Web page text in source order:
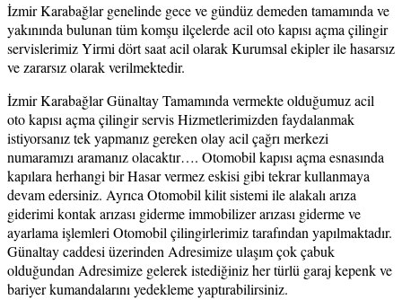
İzmir Karabağlar genelinde gece ve gündüz demeden tamamında ve
yakınında bulunan tüm komşu ilçelerde acil oto kapısı açma çilingir
servislerimiz Yirmi dört saat acil olarak Kurumsal ekipler ile hasarsız
ve zararsız olarak verilmektedir.
İzmir Karabağlar Günaltay Tamamında vermekte olduğumuz acil
oto kapısı açma çilingir servis Hizmetlerimizden faydalanmak
istiyorsanız tek yapmanız gereken olay acil çağrı merkezi
numaramızı aramanız olacaktır…. Otomobil kapısı açma esnasında
kapılara herhangi bir Hasar vermez eskisi gibi tekrar kullanmaya
devam edersiniz. Ayrıca Otomobil kilit sistemi ile alakalı arıza
giderimi kontak arızası giderme immobilizer arızası giderme ve
ayarlama işlemleri Otomobil çilingirlerimiz tarafından yapılmaktadır.
Günaltay caddesi üzerinden Adresimize ulaşım çok çabuk
olduğundan Adresimize gelerek istediğiniz her türlü garaj kepenk ve
bariyer kumandalarını yedekleme yaptırabilirsiniz.